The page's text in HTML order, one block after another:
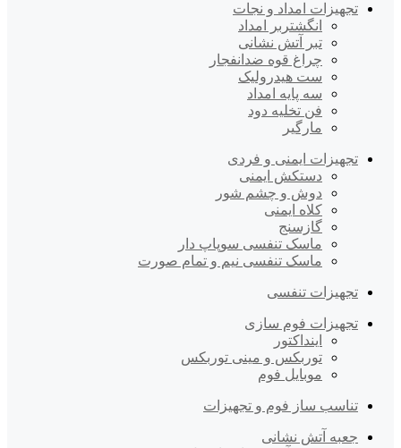
تجهیزات امداد و نجات
انگشتربر امداد
تبر آتش نشانی
چراغ قوه ضدانفجار
ست هیدرولیک
سه پایه امداد
فن تخلیه دود
مارگیر
تجهیزات ایمنی و فردی
دستکش ایمنی
دوش و چشم شور
کلاه ایمنی
گازسنج
ماسک تنفسی سوپاپ دار
ماسک تنفسی نیم و تمام صورت
تجهیزات تنفسی
تجهیزات فوم سازی
اینداکتور
توربکس و مینی توربکس
موبایل فوم
تناسب ساز فوم و تجهیزات
جعبه آتش نشانی